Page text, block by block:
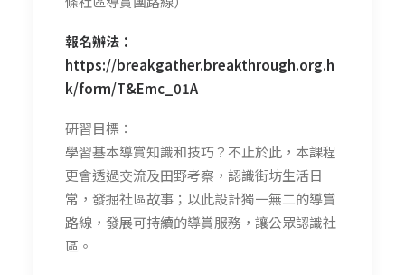
報名辦法：
https://breakgather.breakthrough.org.h
k/form/T&Emc_01A
研習目標：
學習基本導賞知識和技巧？不止於此，本課程
更會透過交流及田野考察，認識街坊生活日
常，發掘社區故事；以此設計獨一無二的導賞
路線，發展可持續的導賞服務，讓公眾認識社
區。